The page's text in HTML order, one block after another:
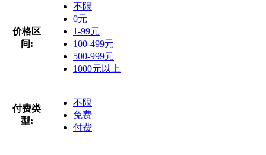
价格区
间:
不限
0元
1-99元
100-499元
500-999元
1000元以上
付费类
型:
不限
免费
付费